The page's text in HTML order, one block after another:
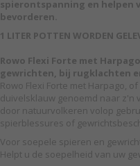
spierontspanning en helpen
bevorderen.
1 LITER POTTEN WORDEN
Rowo Flexi Forte met
gewrichten, bij rugklachten
Rowo Flexi Forte met Harpago,
duivelsklauw genoemd naar z'n
door natuurvolkeren volop
spierblessures of
Voor soepele spieren en
Helpt u de soepelheid van uw